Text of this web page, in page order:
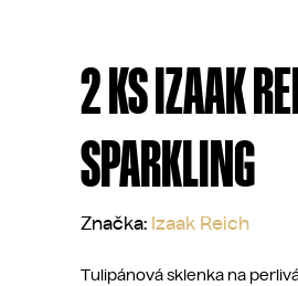
2 KS IZAAK
SPARKLING
Značka: Izaak Reich
Tulipánová sklenka na